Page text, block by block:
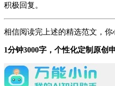
积极回复。
相信阅读完上述的精选范文，
1分钟3000字，个性化定制原创